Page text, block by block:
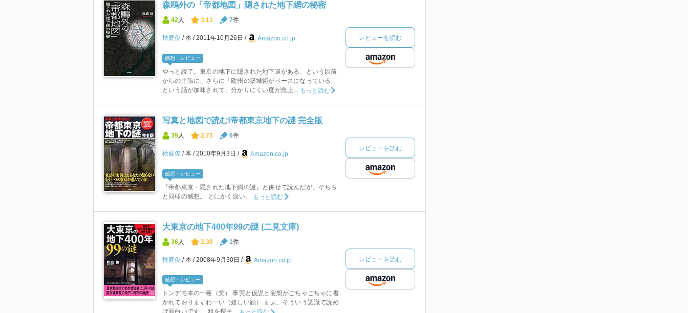
森鴎外の「帝都地図」隠された地下網の秘密
42人 3.11 7件
秋庭俊 本 2011年10月26日 Amazon.co.jp
感想・レビュー
やっと読了。東京の地下に隠された地下道がある、という以前
からの主張に、さらに「欧州の築城術がベースになっている」
という話が加味されて、分かりにくい度が急上... もっと読む
レビューを読む
写真と地図で読む!帝都東京地下の謎 完全版
39人 2.73 6件
秋庭俊 本 2010年9月3日 Amazon.co.jp
感想・レビュー
『帝都東京・隠された地下網の謎』と併せて読んだが、そちら
と同様の感想。 とにかく浅い。
もっと読む
レビューを読む
大東京の地下400年99の謎 (二見文庫)
36 人 3.38 1件
秋庭俊 本 2008年9月30日 Amazon.co.jp
感想・レビュー
トンデモ本の一種（笑） 事実と仮説と妄想がごちゃごちゃに書
かれておりますわーい（嬉しい顔） まぁ、そういう認識で読め
レビューを読む